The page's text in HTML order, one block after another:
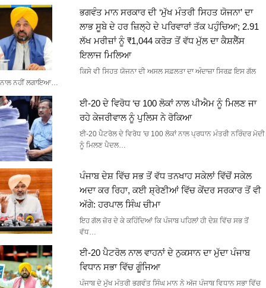
ਭਗਵੰਤ ਮਾਨ ਸਰਕਾਰ ਦੀ ‘ਮੁੱਖ ਮੰਤਰੀ ਸਿਹਤ ਯੋਜਨਾ’ ਦਾ
ਲਾਭ ਸੂਬੇ ਦੇ ਹਰ ਜ਼ਿਲ੍ਹੇ ਦੇ ਪਰਿਵਾਰਾਂ ਤੱਕ ਪਹੁੰਚਿਆ; 2.91
ਲੱਖ ਮਰੀਜ਼ਾਂ ਨੂੰ ₹1,044 ਕਰੋੜ ਤੋਂ ਵੱਧ ਮੁੱਲ ਦਾ ਕੈਸ਼ਲੈੱਸ
ਇਲਾਜ ਮਿਲਿਆ
ਕਿਸੇ ਵੀ ਸਿਹਤ ਯੋਜਨਾ ਦੀ ਅਸਲ ਸਫ਼ਲਤਾ ਦਾ ਅੰਦਾਜ਼ਾ ਸਿਰਫ਼ ਇਸ ਗੱਲ
ਨਾਲ ਨਹੀਂ ਲਗਾਇਆ…
ਈ-20 ਦੇ ਵਿਰੋਧ ‘ਚ 100 ਲੋਕਾਂ ਨਾਲ ਪੀਐਮ ਨੂੰ ਮਿਲਣ ਜਾ
ਰਹੇ ਕੇਜਰੀਵਾਲ ਨੂੰ ਪੁਲਿਸ ਨੇ ਰੋਕਿਆ
ਈ-20 ਪੈਟਰੋਲ ਦੇ ਵਿਰੋਧ 'ਚ 100 ਲੋਕਾਂ ਨਾਲ ਪ੍ਰਧਾਨ ਮੰਤਰੀ ਨਰਿੰਦਰ ਮੋਦੀ
ਨੂੰ ਮਿਲਣ ਪੈਦਲ…
ਪੰਜਾਬ ਦੇਸ਼ ਵਿੱਚ ਸਭ ਤੋਂ ਵੱਧ ਤਨਖਾਹ ਸਕੇਲਾਂ ਵਿੱਚੋਂ ਸਕੇਲ
ਅਦਾ ਕਰ ਰਿਹਾ, ਕਈ ਸ਼੍ਰੇਣੀਆਂ ਵਿੱਚ ਕੇਂਦਰ ਸਰਕਾਰ ਤੋਂ ਵੀ
ਅੱਗੇ: ਹਰਪਾਲ ਸਿੰਘ ਚੀਮਾ
ਇਹ ਗੱਲ ਜ਼ੋਰ ਦੇ ਕੇ ਕਹਿੰਦਿਆਂ ਕਿ ਪੰਜਾਬ ਪਹਿਲਾਂ ਹੀ ਦੇਸ਼ ਵਿੱਚ ਸਭ ਤੋਂ
ਵੱਧ…
ਈ-20 ਪੈਟਰੋਲ ਨਾਲ ਵਾਹਨਾਂ ਦੇ ਨੁਕਸਾਨ ਦਾ ਮੁੱਦਾ ਪੰਜਾਬ
ਵਿਧਾਨ ਸਭਾ ਵਿੱਚ ਗੂੰਜਿਆ
ਪੰਜਾਬ ਦੇ ਮੁੱਖ ਮੰਤਰੀ ਭਗਵੰਤ ਸਿੰਘ ਮਾਨ ਨੇ ਅੱਜ ਪੰਜਾਬ ਵਿਧਾਨ ਸਭਾ ਵਿੱਚ